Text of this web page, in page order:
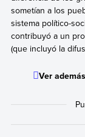
sometían a los
sistema político-
contribuyó a un
(que incluyó la
Ver